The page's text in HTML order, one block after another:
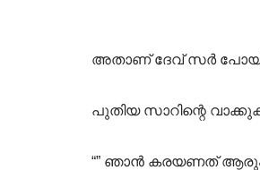
അതാണ് ദേവ് സർ
പുതിയ സാറിന്റെ
“” ഞാൻ കരയണത്